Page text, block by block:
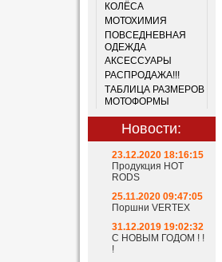
КОЛЁСА
МОТОХИМИЯ
ПОВСЕДНЕВНАЯ
ОДЕЖДА
АКСЕССУАРЫ
РАСПРОДАЖА!!!
ТАБЛИЦА РАЗМЕРОВ
МОТОФОРМЫ
Новости:
23.12.2020 18:16:15
Продукция HOT
RODS
25.11.2020 09:47:05
Поршни VERTEX
31.12.2019 19:02:32
С НОВЫМ ГОДОМ ! !
!